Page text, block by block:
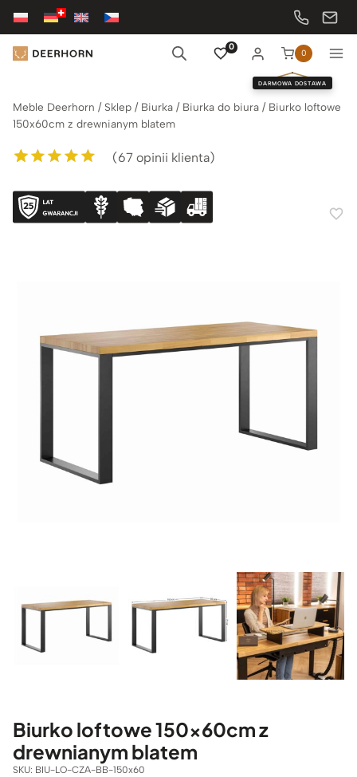
Przejdź
treści
0
0
DARMOWA DOSTAWA
Meble Deerhorn / Sklep / Biurka / Biurka do biura / Biurko loftowe
150x60cm z drewnianym blatem
5.00na 5 na
podstawie
ocen klientów
(67 opinii klienta)
Biurko loftowe 150x60cm z
drewnianym blatem
SKU: BIU-LO-CZA-BB-150x60